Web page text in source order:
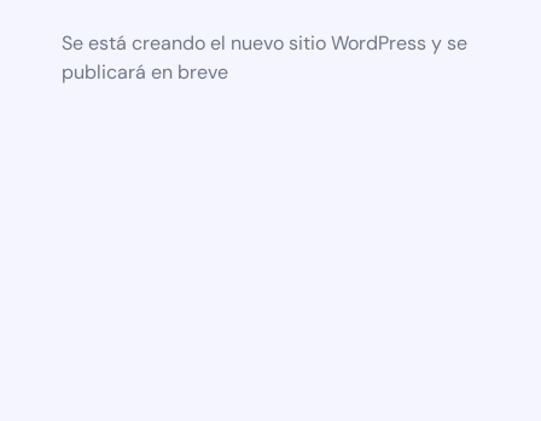
Se está creando el nuevo sitio WordPress y se
publicará en breve